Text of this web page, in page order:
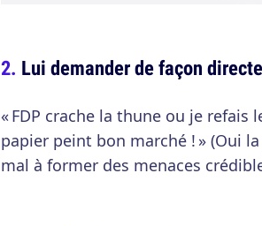
Lui demander de façon
« FDP crache la thune ou je refais
papier peint bon marché ! » (Oui
mal à former des menaces